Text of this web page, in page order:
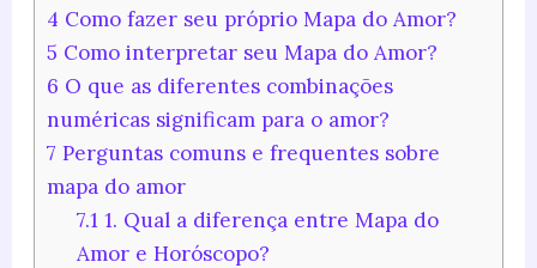
4 Como fazer seu próprio Mapa do Amor?
5 Como interpretar seu Mapa do Amor?
6 O que as diferentes combinações
numéricas significam para o amor?
7 Perguntas comuns e frequentes sobre
mapa do amor
7.1 1. Qual a diferença entre Mapa do
Amor e Horóscopo?